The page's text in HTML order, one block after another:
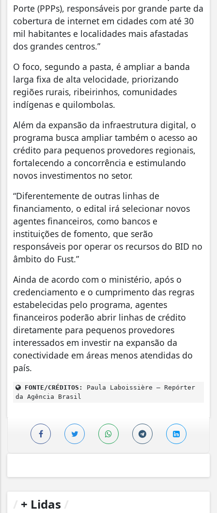
Porte (PPPs), responsáveis por grande parte da
cobertura de internet em cidades com até 30
mil habitantes e localidades mais afastadas
dos grandes centros.”
O foco, segundo a pasta, é ampliar a banda
larga fixa de alta velocidade, priorizando
regiões rurais, ribeirinhos, comunidades
indígenas e quilombolas.
Além da expansão da infraestrutura digital, o
programa busca ampliar também o acesso ao
crédito para pequenos provedores regionais,
fortalecendo a concorrência e estimulando
novos investimentos no setor.
“Diferentemente de outras linhas de
financiamento, o edital irá selecionar novos
agentes financeiros, como bancos e
instituições de fomento, que serão
responsáveis por operar os recursos do BID no
âmbito do Fust.”
Ainda de acordo com o ministério, após o
credenciamento e o cumprimento das regras
estabelecidas pelo programa, agentes
financeiros poderão abrir linhas de crédito
diretamente para pequenos provedores
interessados em investir na expansão da
conectividade em áreas menos atendidas do
país.
FONTE/CRÉDITOS:
Paula Laboissière – Repórter
da Agência Brasil
+ Lidas